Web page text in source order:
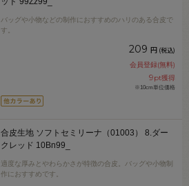
バッグや小物などの制作におすすめのハリのある合皮で
す。
209 円 (税込)
会員登録(無料)
9pt獲得
※10cm単位価格
合皮生地 ソフトセミリーナ（01003） 8.ダー
クレッド 10Bn99_
適度な厚みとやわらかさが特徴の合皮。バッグや小物制
作におすすめです。